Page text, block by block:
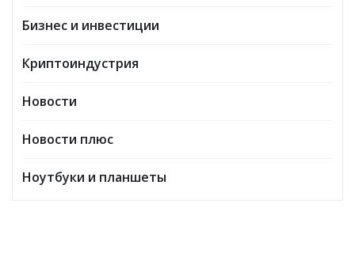
Бизнес и инвестиции
Криптоиндустрия
Новости
Новости плюс
Ноутбуки и планшеты